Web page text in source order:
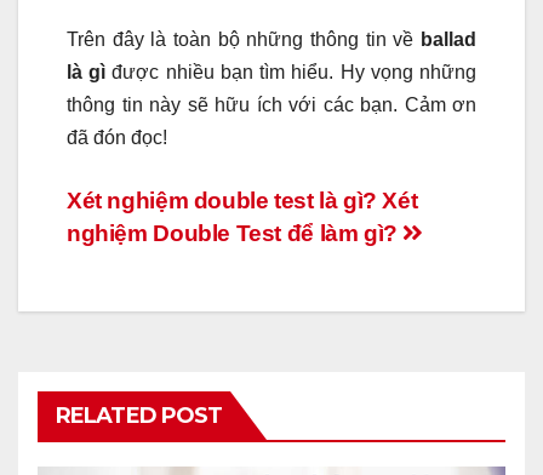
Trên đây là toàn bộ những thông tin về ballad
là gì được nhiều bạn tìm hiểu. Hy vọng những
thông tin này sẽ hữu ích với các bạn. Cảm ơn
đã đón đọc!
Điều
hướng
bài
Xét nghiệm double test là gì? Xét
nghiệm Double Test để làm gì?
RELATED POST